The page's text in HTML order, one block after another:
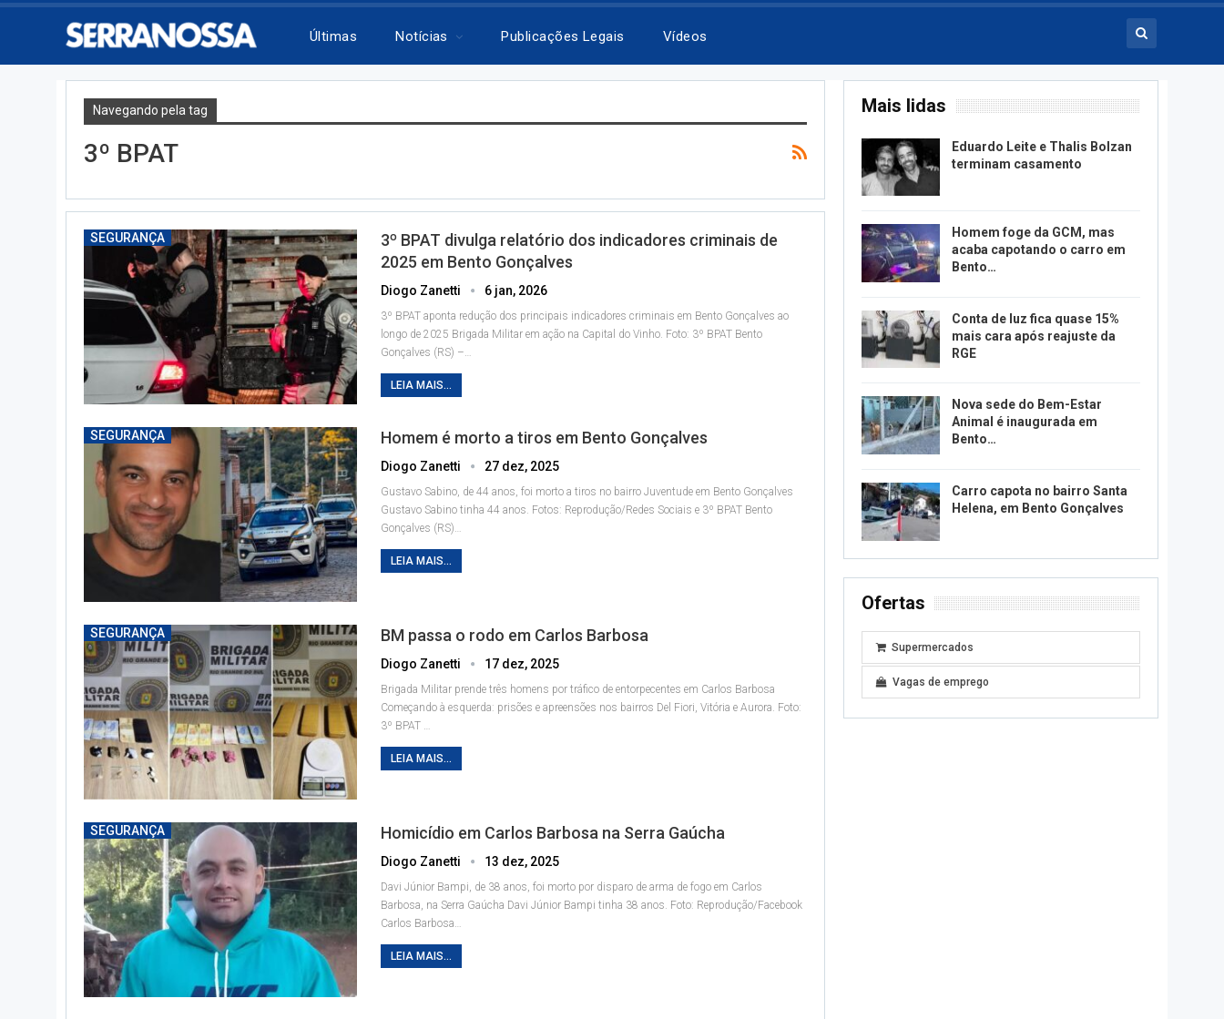
Últimas Notícias Publicações Legais Vídeos
Navegando pela tag
3º BPAT
SEGURANÇA
3º BPAT divulga relatório dos indicadores criminais de
2025 em Bento Gonçalves
Diogo Zanetti 6 jan, 2026
3º BPAT aponta redução dos principais indicadores criminais em Bento Gonçalves ao
longo de 2025 Brigada Militar em ação na Capital do Vinho. Foto: 3º BPAT Bento
Gonçalves (RS) –
LEIA MAIS...
SEGURANÇA Homem é morto a tiros em Bento Gonçalves
Diogo Zanetti 27 dez, 2025
Gustavo Sabino, de 44 anos, foi morto a tiros no bairro Juventude em Bento Gonçalves
Gustavo Sabino tinha 44 anos. Fotos: Reprodução/Redes Sociais e 3º BPAT Bento
Gonçalves (RS)
LEIA MAIS...
SEGURANÇA BM passa o rodo em Carlos Barbosa
Diogo Zanetti 17 dez, 2025
Brigada Militar prende três homens por tráfico de entorpecentes em Carlos Barbosa
Começando à esquerda: prisões e apreensões nos bairros Del Fiori, Vitória e Aurora. Foto:
3º BPAT
LEIA MAIS...
SEGURANÇA Homicídio em Carlos Barbosa na Serra Gaúcha
Diogo Zanetti 13 dez, 2025
Davi Júnior Bampi, de 38 anos, foi morto por disparo de arma de fogo em Carlos
Barbosa, na Serra Gaúcha Davi Júnior Bampi tinha 38 anos. Foto: Reprodução/Facebook
Carlos Barbosa
LEIA MAIS...
Mais lidas
Eduardo Leite e Thalis Bolzan
terminam casamento
Homem foge da GCM, mas
acaba capotando o carro em
Bento…
Conta de luz fica quase 15%
mais cara após reajuste da
RGE
Nova sede do Bem-Estar
Animal é inaugurada em
Bento…
Carro capota no bairro Santa
Helena, em Bento Gonçalves
Ofertas
Supermercados
Vagas de emprego